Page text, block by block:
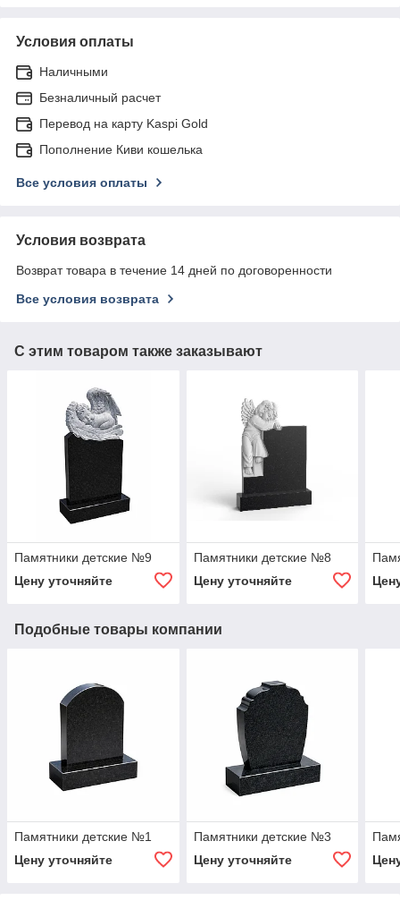
Условия оплаты
Наличными
Безналичный расчет
Перевод на карту Kaspi Gold
Пополнение Киви кошелька
Все условия оплаты
Условия возврата
Возврат товара в течение 14 дней по договоренности
Все условия возврата
С этим товаром также заказывают
Памятники детские №9
Цену уточняйте
Памятники детские №8
Цену уточняйте
Подобные товары компании
Памятники детские №1
Цену уточняйте
Памятники детские №3
Цену уточняйте